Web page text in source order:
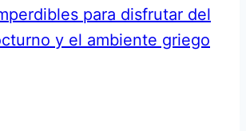
para disfrutar del
y el ambiente griego